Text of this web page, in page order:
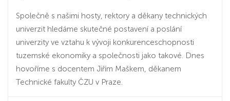
Společně s našimi hosty, rektory a děkany technických
univerzit hledáme skutečné postavení a poslání
univerzity ve vztahu k vývoji konkurenceschopnosti
tuzemské ekonomiky a společnosti jako takové. Dnes
hovoříme s docentem Jiřím Maškem, děkanem
Technické fakulty ČZU v Praze.